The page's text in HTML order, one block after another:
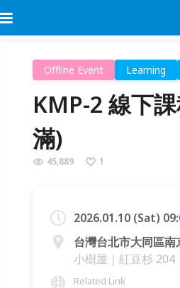
Offline Event Learning
KMP-2 線下
滿)
45,889 1
2026.01.10 (Sat)
台灣台北市大同區
小樹屋｜紅豆杉 204
Related Link